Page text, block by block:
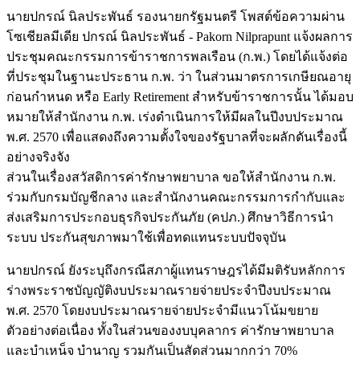
นายปกรณ์ นิลประพันธ์ รองนายกรัฐมนตรี โพสต์ข้อความผ่าน
โซเชียลมีเดีย ปกรณ์ นิลประพันธ์ - Pakorn Nilprapunt แจ้งผลการ
ประชุมคณะกรรมการข้าราชการพลเรือน (ก.พ.) โดยได้แจ้งต่อ
ที่ประชุมในฐานะประธาน ก.พ. ว่า ในส่วนมาตรการเกษียณอายุ
ก่อนกำหนด หรือ Early Retirement สำหรับข้าราชการนั้น ได้มอบ
หมายให้สำนักงาน ก.พ. เร่งดำเนินการให้มีผลในปีงบประมาณ
พ.ศ. 2570 เพื่อแสดงถึงความตั้งใจของรัฐบาลที่จะผลักดันเรื่องนี้
อย่างจริงจัง
ส่วนในเรื่องสวัสดิการค่ารักษาพยาบาล ขอให้สำนักงาน ก.พ.
ร่วมกับกรมบัญชีกลาง และสำนักงานคณะกรรมการกำกับและ
ส่งเสริมการประกอบธุรกิจประกันภัย (คปภ.) ศึกษาวิธีการนำ
ระบบ ประกันสุขภาพมาใช้เพื่อทดแทนระบบปัจจุบัน
นายปกรณ์ ยังระบุถึงกรณีสภาผู้แทนราษฎรได้มีมติรับหลักการ
ร่างพระราชบัญญัติงบประมาณรายจ่ายประจำปีงบประมาณ
พ.ศ. 2570 โดยงบประมาณรายจ่ายประจำมีแนวโน้มขยาย
ตัวอย่างต่อเนื่อง ทั้งในส่วนของงบบุคลากร ค่ารักษาพยาบาล
และบำเหน็จ บำนาญ รวมกันเป็นสัดส่วนมากกว่า 70%